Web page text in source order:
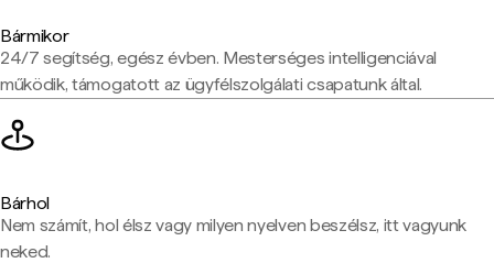
Bármikor
24/7 segítség, egész évben. Mesterséges intelligenciával
működik, támogatott az ügyfélszolgálati csapatunk által.
Bárhol
Nem számít, hol élsz vagy milyen nyelven beszélsz, itt vagyunk
neked.